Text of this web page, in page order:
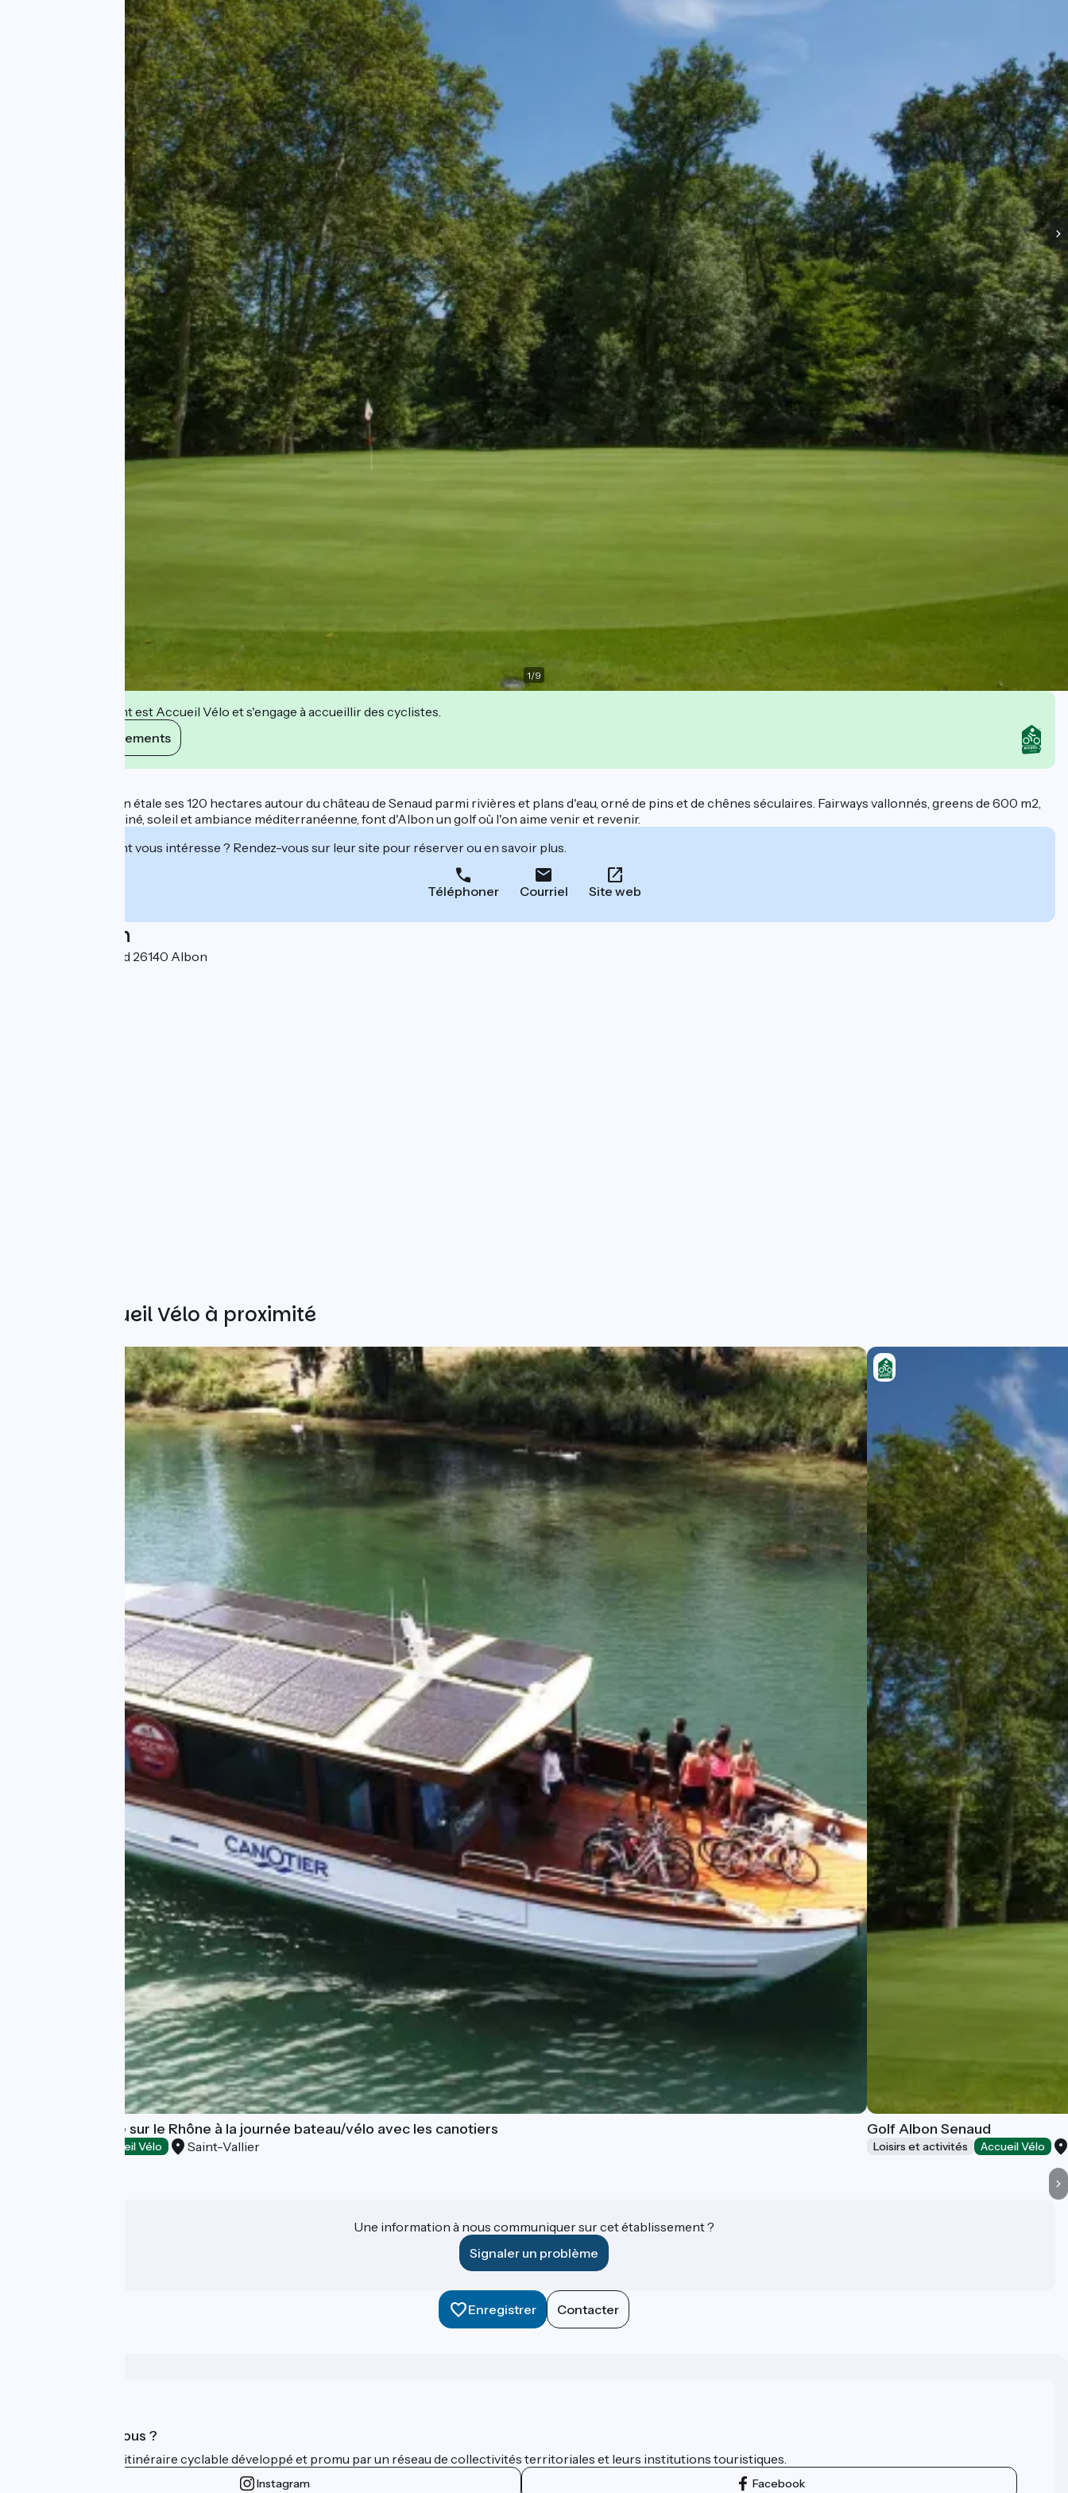
1/9
Cet établissement est Accueil Vélo et s'engage à accueillir des cyclistes.
Voir ses engagements
Le parcours d'Albon étale ses 120 hectares autour du château de Senaud parmi rivières et plans d'eau, orné de pins et de chênes séculaires. Fairways vallonnés, greens de 600 m2,
parcours bien dessiné, soleil et ambiance méditerranéenne, font d'Albon un golf où l'on aime venir et revenir.
Cet établissement vous intéresse ? Rendez-vous sur leur site pour réserver ou en savoir plus.
Téléphoner Courriel Site web
Localisation
410 route de Senaud 26140 Albon
Autres Accueil Vélo à proximité
Croisière fluviale sur le Rhône à la journée bateau/vélo avec les canotiers
Accueil Vélo Saint-Vallier
Golf Albon Senaud
Loisirs et activités Accueil Vélo
Une information à nous communiquer sur cet établissement ?
Signaler un problème
Enregistrer Contacter
Qui sommes-nous ?
ViaRhôna est un itinéraire cyclable développé et promu par un réseau de collectivités territoriales et leurs institutions touristiques.
Instagram Facebook